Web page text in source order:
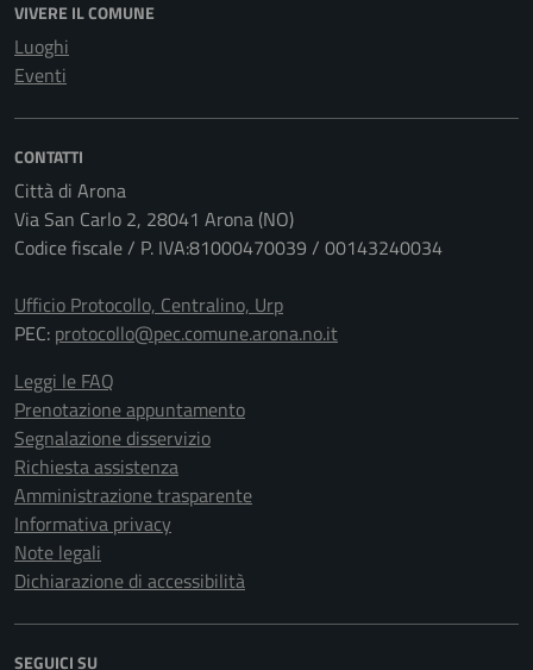
VIVERE IL COMUNE
Luoghi
Eventi
CONTATTI
Città di Arona
Via San Carlo 2, 28041 Arona (NO)
Codice fiscale / P. IVA:81000470039 / 00143240034
Ufficio Protocollo, Centralino, Urp
PEC: protocollo@pec.comune.arona.no.it
Leggi le FAQ
Prenotazione appuntamento
Segnalazione disservizio
Richiesta assistenza
Amministrazione trasparente
Informativa privacy
Note legali
Dichiarazione di accessibilità
SEGUICI SU